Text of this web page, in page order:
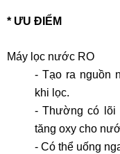
* ƯU ĐIỂM
Máy lọc nước RO
- Tạo ra nguồn
khi lọc.
- Thường có lõi
tăng oxy cho
- Có thể uống